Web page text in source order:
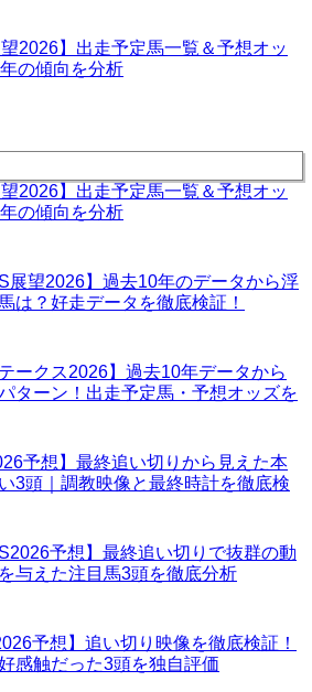
望2026】出走予定馬一覧＆予想オッ
の傾向を分析
望2026】出走予定馬一覧＆予想オッ
の傾向を分析
S展望2026】過去10年のデータから浮
は？好走データを徹底検証！
ークス2026】過去10年データから
ターン！出走予定馬・予想オッズを
予想】最終追い切りから見えた本
3頭｜調教映像と最終時計を徹底検
S2026予想】最終追い切りで抜群の動
与えた注目馬3頭を徹底分析
予想】追い切り映像を徹底検証！
感触だった3頭を独自評価